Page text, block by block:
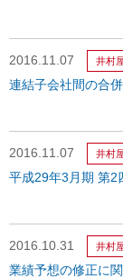
2016.11.07 井村
連結子会社間の合
2016.11.07 井村
平成29年3月期 第2
2016.10.31 井村
業績予想の修正に